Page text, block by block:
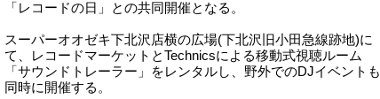
「レコードの日」との共同開催となる。
スーパーオオゼキ下北沢店横の広場(下北沢旧小田急線跡地)に
て、レコードマーケットとTechnicsによる移動式視聴ルーム
「サウンドトレーラー」をレンタルし、野外でのDJイベントも
同時に開催する。